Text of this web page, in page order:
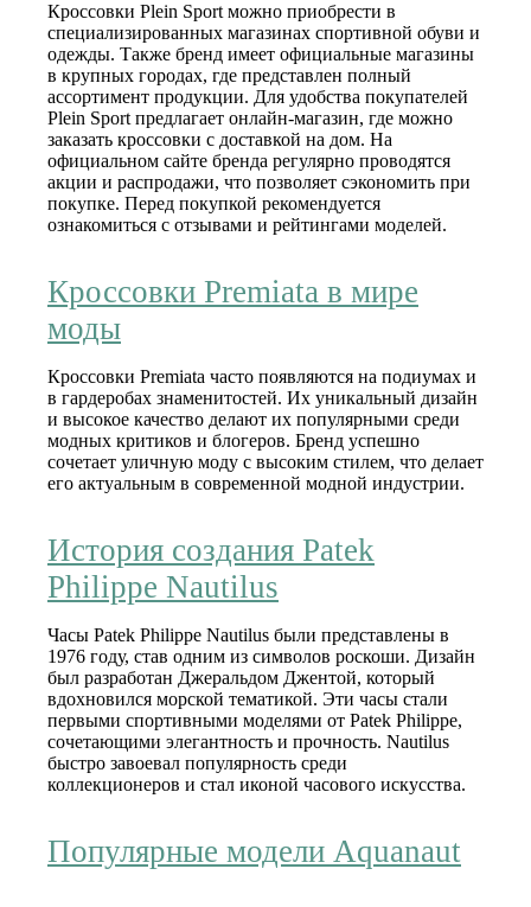
Кроссовки Plein Sport можно приобрести в
специализированных магазинах спортивной обуви и
одежды. Также бренд имеет официальные магазины
в крупных городах, где представлен полный
ассортимент продукции. Для удобства покупателей
Plein Sport предлагает онлайн-магазин, где можно
заказать кроссовки с доставкой на дом. На
официальном сайте бренда регулярно проводятся
акции и распродажи, что позволяет сэкономить при
покупке. Перед покупкой рекомендуется
ознакомиться с отзывами и рейтингами моделей.
Кроссовки Premiata в мире
моды
Кроссовки Premiata часто появляются на подиумах и
в гардеробах знаменитостей. Их уникальный дизайн
и высокое качество делают их популярными среди
модных критиков и блогеров. Бренд успешно
сочетает уличную моду с высоким стилем, что делает
его актуальным в современной модной индустрии.
История создания Patek
Philippe Nautilus
Часы Patek Philippe Nautilus были представлены в
1976 году, став одним из символов роскоши. Дизайн
был разработан Джеральдом Джентой, который
вдохновился морской тематикой. Эти часы стали
первыми спортивными моделями от Patek Philippe,
сочетающими элегантность и прочность. Nautilus
быстро завоевал популярность среди
коллекционеров и стал иконой часового искусства.
Популярные модели Aquanaut